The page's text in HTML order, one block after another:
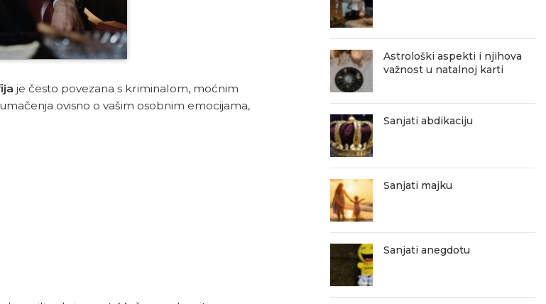
je često povezana s kriminalom, moćnim
ovisno o vašim osobnim emocijama,
Astrološki aspekti i njihova
važnost u natalnoj karti
Sanjati abdikaciju
Sanjati majku
Sanjati anegdotu